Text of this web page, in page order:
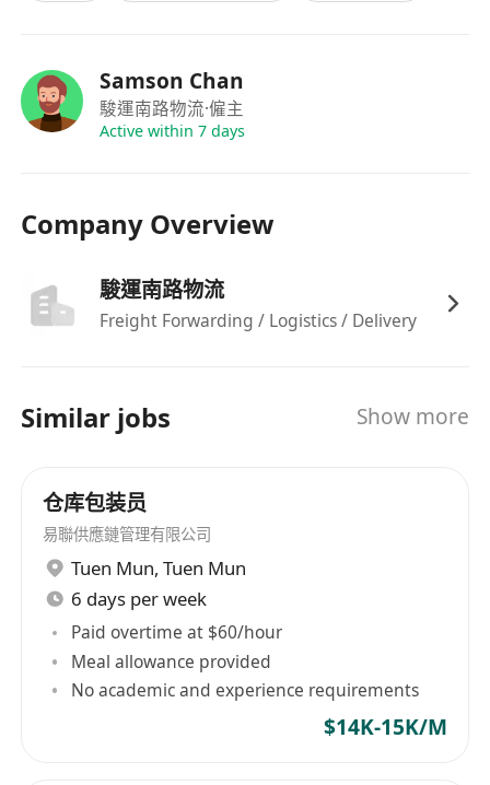
Samson Chan
駿運南路物流·僱主
Active within 7 days
Company Overview
駿運南路物流
Freight Forwarding / Logistics / Delivery
Similar jobs Show more
仓库包装员
易聯供應鏈管理有限公司
Tuen Mun, Tuen Mun
6 days per week
Paid overtime at $60/hour
Meal allowance provided
No academic and experience requirements
$14K-15K/M